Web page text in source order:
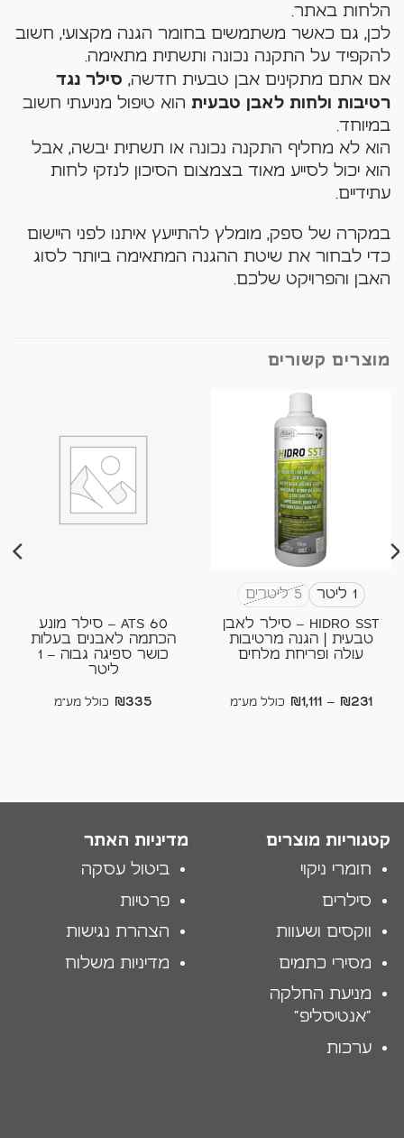
הלחות באתר.
לכן, גם כאשר משתמשים בחומר הגנה מקצועי, חשוב
להקפיד על התקנה נכונה ותשתית מתאימה.
אם אתם מתקינים אבן טבעית חדשה, סילר נגד
רטיבות ולחות לאבן טבעית הוא טיפול מניעתי חשוב
במיוחד.
הוא לא מחליף התקנה נכונה או תשתית יבשה, אבל
הוא יכול לסייע מאוד בצמצום הסיכון לנזקי לחות
עתידיים.
במקרה של ספק, מומלץ להתייעץ איתנו לפני היישום
כדי לבחור את שיטת ההגנה המתאימה ביותר לסוג
האבן והפרויקט שלכם.
מוצרים קשורים
1 ליטר
5 ליטרים
HIDRO SST – סילר לאבן
טבעית | הגנה מרטיבות
עולה ופריחת מלחים
₪231
–
₪1,111 טווח
כולל מע"מ
ATS 60 – סילר מונע
הכתמה לאבנים בעלות
כושר ספיגה גבוה – 1
ליטר
₪335 כולל מע"מ
קטגוריות מוצרים
חומרי ניקוי
סילרים
ווקסים ושעוות
מסירי כתמים
מניעת החלקה
"אנטיסליפ"
ערכות
מדיניות האתר
ביטול עסקה
פרטיות
הצהרת נגישות
מדיניות משלוח